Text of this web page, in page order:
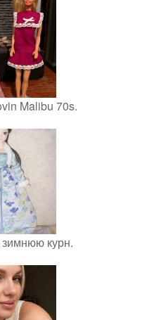
Malibu 70s.
курн.